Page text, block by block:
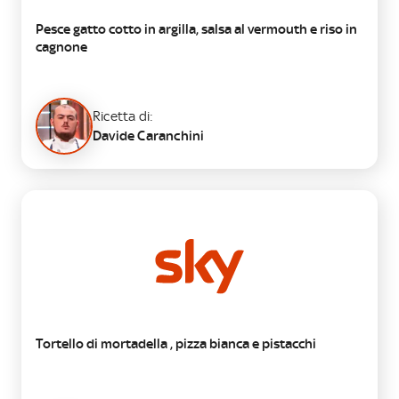
Pesce gatto cotto in argilla, salsa al vermouth e riso in
cagnone
Ricetta di:
Davide Caranchini
Tortello di mortadella , pizza bianca e pistacchi